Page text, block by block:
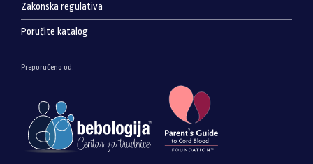
Zakonska regulativa
Poručite katalog
Preporučeno od: